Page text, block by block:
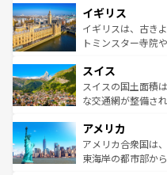
いる。シャンパン
香り高いラベンダ
らに、パリ以外の
れる地方に足を運
きるだ
を参照してほしい。
顔を持つこの国は
ルリンの文化的活
してライン川沿い
は、お酒好きな人にはぜ
ドイツ情報はコン
イギリス
イギリスは、古き
トミンスター寺院
リアごとに異なる
ティー、ビール好
戦など、本場だか
ンツ一覧を参照して
スイス
スイスの国土面積
な交通網が整備さ
の建物がそのまま
博物館もあり、ア
ことができる。国
アメリカ
アメリカ合衆国は
東海岸の都市部か